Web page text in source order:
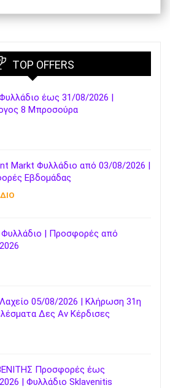
TOP OFFERS
έως 31/08/2026 |
8 Μπροσούρα
Markt Φυλλάδιο από 03/08/2026 |
Εβδομάδας
Φυλλάδιο | Προσφορές από
05/08/2026 | Κλήρωση 31η
Δες Αν Κέρδισες
Προσφορές έως
| Φυλλάδιο Sklavenitis